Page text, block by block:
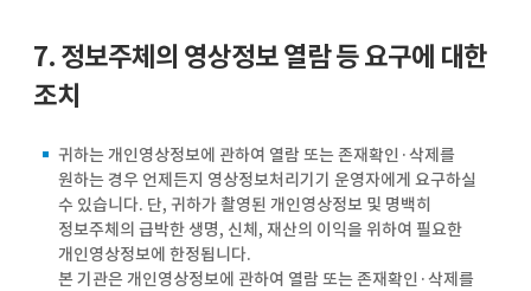
7. 정보주체의 영상정보 열람 등 요구에 대한
조치
귀하는 개인영상정보에 관하여 열람 또는 존재확인·삭제를
원하는 경우 언제든지 영상정보처리기기 운영자에게 요구하실
수 있습니다. 단, 귀하가 촬영된 개인영상정보 및 명백히
정보주체의 급박한 생명, 신체, 재산의 이익을 위하여 필요한
개인영상정보에 한정됩니다.
본 기관은 개인영상정보에 관하여 열람 또는 존재확인·삭제를